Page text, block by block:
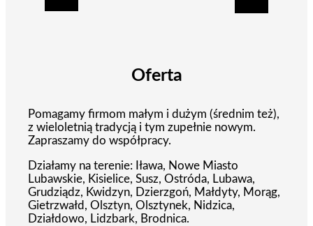
Oferta
Pomagamy firmom małym i dużym (średnim też),
z wieloletnią tradycją i tym zupełnie nowym.
Zapraszamy do współpracy.
Działamy na terenie: Iława, Nowe Miasto
Lubawskie, Kisielice, Susz, Ostróda, Lubawa,
Grudziądz, Kwidzyn, Dzierzgoń, Małdyty, Morąg,
Gietrzwałd, Olsztyn, Olsztynek, Nidzica,
Działdowo, Lidzbark, Brodnica.